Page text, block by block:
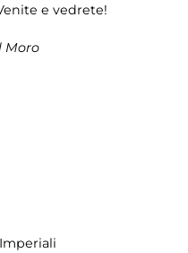
e vedrete!
Moro